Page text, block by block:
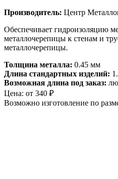
Производитель: Центр
Обеспечивает гидроизоляцию
металлочерепицы к стенам и
металлочерепицы.
Толщина металла: 0.45 мм
Длина стандартных изделий:
Возможная длина под заказ:
Цена: от 340 ₽
Возможно изготовление по